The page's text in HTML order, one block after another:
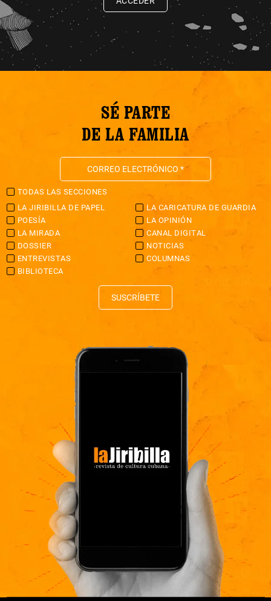
SÉ PARTE
DE LA FAMILIA
TODAS LAS SECCIONES
LA JIRIBILLA DE PAPEL
LA CARICATURA DE GUARDIA
POESÍA
LA OPINIÓN
LA MIRADA
CANAL DIGITAL
DOSSIER
NOTICIAS
ENTREVISTAS
COLUMNAS
BIBLIOTECA
SUSCRÍBETE